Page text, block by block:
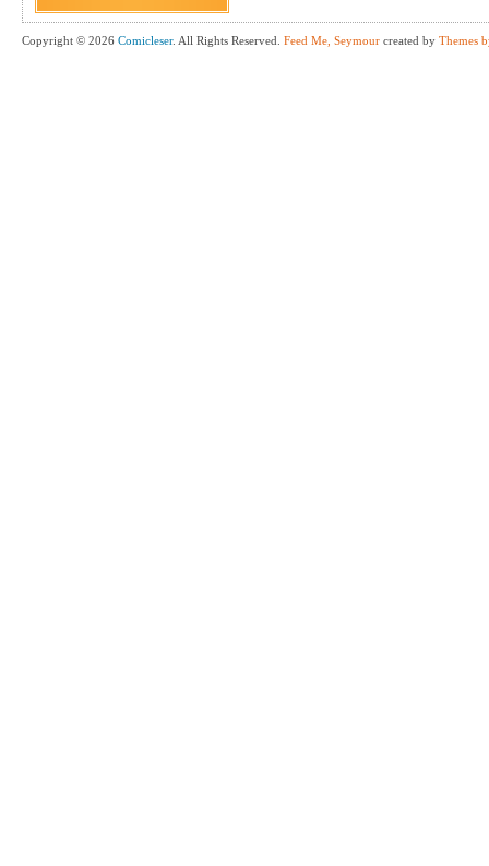
Copyright © 2026 Comicleser. All Rights Reserved. Feed Me, Seymour created by Themes